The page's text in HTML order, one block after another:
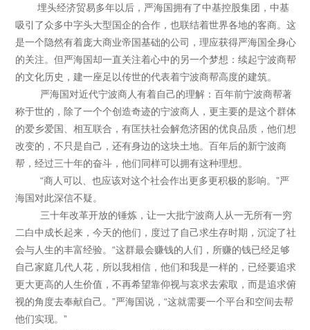
埋头经济贸易多年以后，严海国拥有了中基控股集团，中基
吸引了众多中字头大型国企的合作，也联结着世界各地的客商。这
是一个隐然有着庞大商业帝国基础的公司，理应获得严海国全身心
的关注。但严海国却一直关注着心中的另一个梦想：续起宁波商帮
的文化历史，建一座足以传世的代表着宁波商帮高度的建筑。
严海国对近代宁波商人有着自己的理解：百年前宁波商帮著
称于世的，除了一个个创造奇迹的宁波商人，更主要的是这个群体
的爱乡爱国、相互联合，有匡扶社会解危济困的优良品质，他们想
改变的，不只是自己，还有身边的这块土地。百年后的新宁波商
帮，经过三十年的奋斗，他们同样可以拥有这种理想。
“商人可以、也应该对这个社会作出更多更积极的影响。”严
海国对此深信不疑。
三十年改革开放的锤炼，让一大批宁波商人从一无所有一穷
二白中成长起来，今天的他们，度过了自己求生存时期，沉淀了社
会与人生的丰富经验。“这群最会赚钱的人们，所赚的钱已经足够
自己家庭几代人花，所以我相信，他们和我是一样的，已经要追求
更大更高的人生价值，不再希望靠仰视与哀求去索取，而是追求俯
视的角度去奉献自己。”严海国说，“这就需要一个平台和空间去帮
他们实现。”